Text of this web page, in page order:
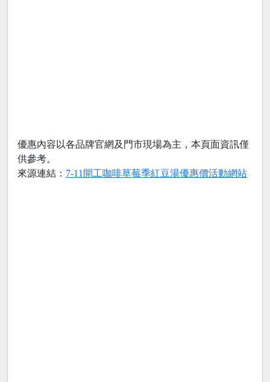
優惠內容以各品牌官網及門市現場為主，本頁面資訊僅
供參考。
來源連結： 7-11開工咖啡草莓季紅豆湯優惠價活動網站